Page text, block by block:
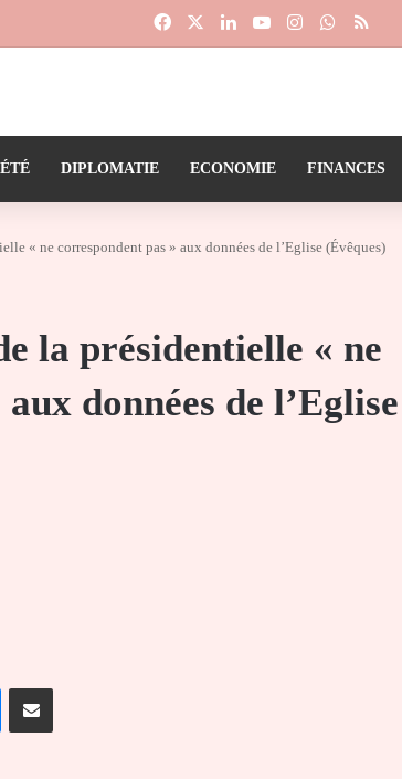
FacebookLinkedinYouTubeInstagramWhatsApp
RSS
DIPLOMATIE ECONOMIE FINANCES
« ne correspondent pas » aux données de l’Eglise (Évêques)
la présidentielle « ne
données de l’Eglise
MessengerPartager par email